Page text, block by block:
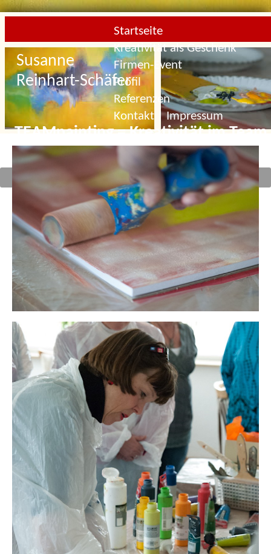
Susanne
Reinhart-Schäfer
Startseite
Kreativität als Geschenk
Firmen-Event
Profil
Referenzen
Kontakt | Impressum
TEAMpainting = Kreativität im Team
Navigation